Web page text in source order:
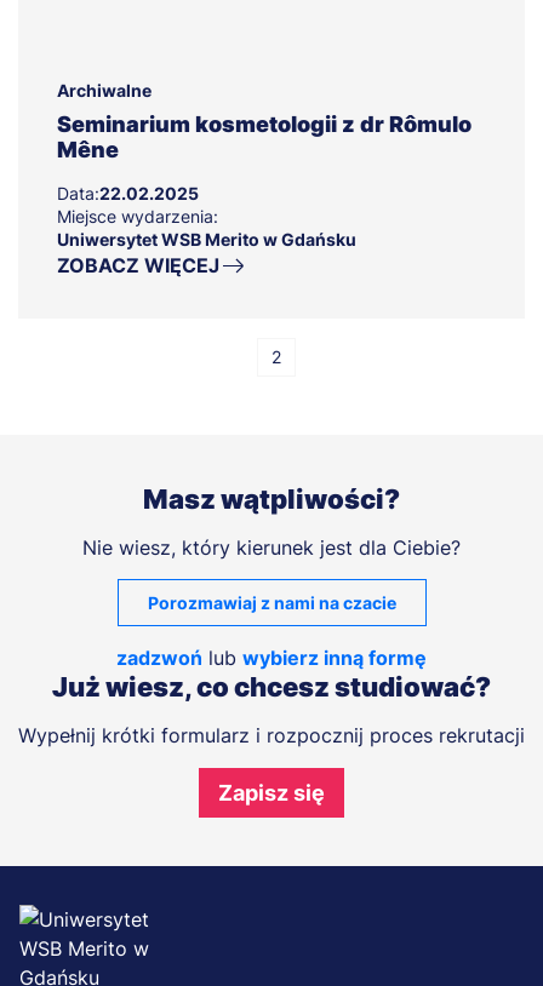
Archiwalne
Seminarium kosmetologii z dr Rômulo
Mêne
Data:22.02.2025
Miejsce wydarzenia:
Uniwersytet WSB Merito w Gdańsku
ZOBACZ WIĘCEJ
StronaStrona
2
Masz wątpliwości?
Nie wiesz, który kierunek jest dla Ciebie?
Porozmawiaj z nami na czacie
zadzwoń lub wybierz inną formę
Już wiesz, co chcesz studiować?
Wypełnij krótki formularz i rozpocznij proces rekrutacji
Zapisz się